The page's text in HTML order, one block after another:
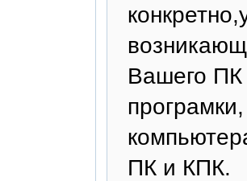
Вашего ПК
ПК и КПК.